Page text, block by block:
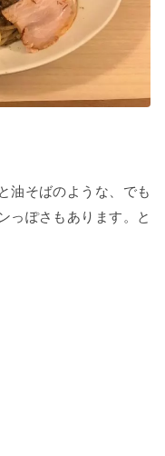
油そばのような、でも
っぽさもあります。と